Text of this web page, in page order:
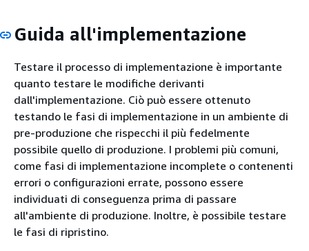
Guida all'implementazione
Testare il processo di implementazione è importante
quanto testare le modifiche derivanti
dall'implementazione. Ciò può essere ottenuto
testando le fasi di implementazione in un ambiente di
pre-produzione che rispecchi il più fedelmente
possibile quello di produzione. I problemi più comuni,
come fasi di implementazione incomplete o contenenti
errori o configurazioni errate, possono essere
individuati di conseguenza prima di passare
all'ambiente di produzione. Inoltre, è possibile testare
le fasi di ripristino.